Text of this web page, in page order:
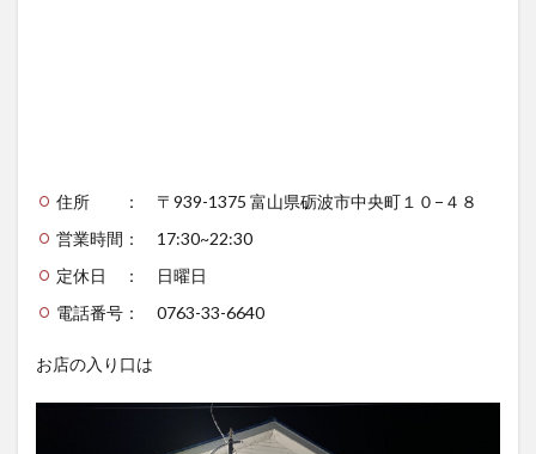
住所 ： 〒939-1375 富山県砺波市中央町１０−４８
営業時間： 17:30~22:30
定休日 ： 日曜日
電話番号： 0763-33-6640
お店の入り口は